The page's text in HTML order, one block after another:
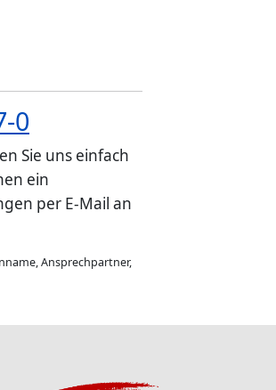
0
Sie uns einfach
ein
per E-Mail an
Ansprechpartner,